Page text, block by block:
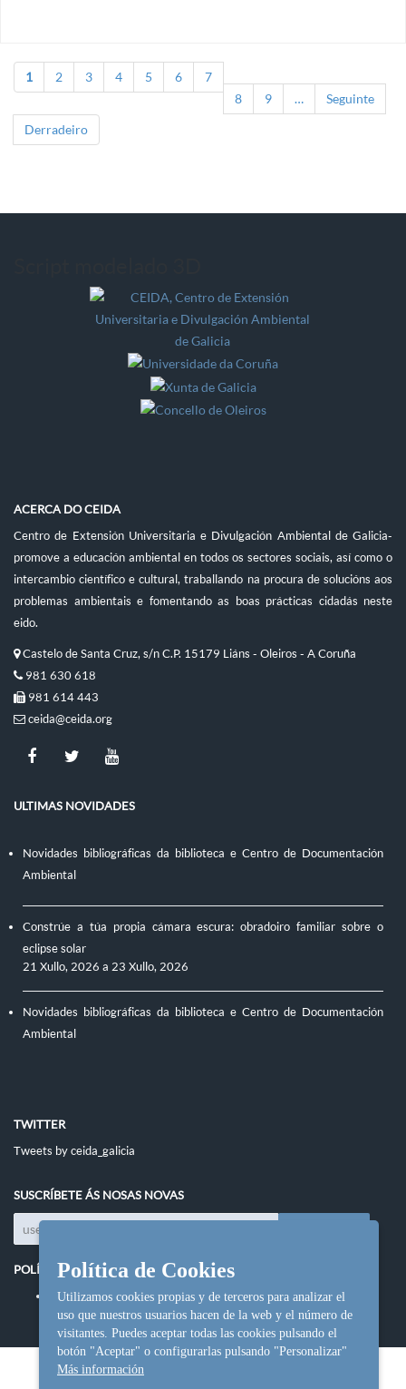
Páxinas
1 2 3 4 5 6
7
8
9 …
Seguinte
Derradeiro
ACERCA DO CEIDA
Centro de Extensión Universitaria e Divulgación Ambiental de Galicia-
promove a educación ambiental en todos os sectores sociais, así como o
intercambio científico e cultural, traballando na procura de solucións aos
problemas ambientais e fomentando as boas prácticas cidadás neste
eido.
Castelo de Santa Cruz, s/n C.P. 15179 Liáns - Oleiros - A Coruña
981 630 618
981 614 443
ceida@ceida.org
ULTIMAS NOVIDADES
Novidades bibliográficas da biblioteca e Centro de Documentación
Ambiental
Constrúe a túa propia cámara escura: obradoiro familiar sobre o
eclipse solar
21 Xullo, 2026 a 23 Xullo, 2026
Novidades bibliográficas da biblioteca e Centro de Documentación
Ambiental
TWITTER
Tweets by ceida_galicia
SUSCRÍBETE ÁS NOSAS NOVAS
POLÍTICAS DO SITIO
Política de cookies
Política de Cookies
Utilizamos cookies propias y de terceros para analizar el
uso que nuestros usuarios hacen de la web y el número de
visitantes. Puedes aceptar todas las cookies pulsando el
botón "Aceptar" o configurarlas pulsando "Personalizar"
Más información